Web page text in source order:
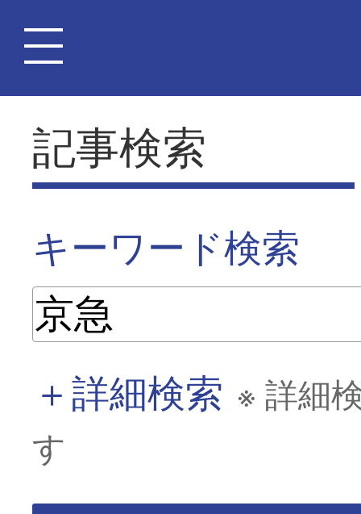
記事検索
キーワード検索
＋詳細検索 ※ 詳細
す